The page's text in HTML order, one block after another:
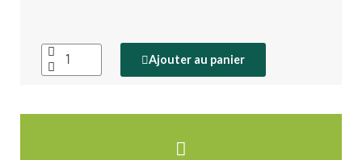
Ajouter au panier